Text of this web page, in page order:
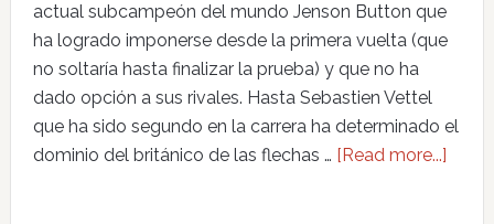
actual subcampeón del mundo Jenson Button que
ha logrado imponerse desde la primera vuelta (que
no soltaría hasta finalizar la prueba) y que no ha
dado opción a sus rivales. Hasta Sebastien Vettel
que ha sido segundo en la carrera ha determinado el
dominio del británico de las flechas … [Read more...]